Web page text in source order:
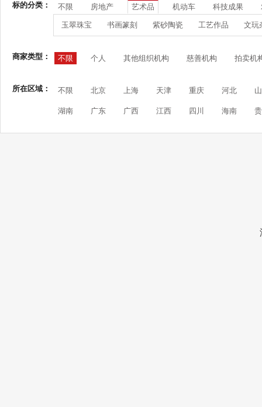
标的分类： 不限 房地产 艺术品 机动车 科技成果
玉翠珠宝 书画篆刻 紫砂陶瓷 工艺作品 文玩
商家类型： 不限 个人 其他组织机构 慈善机构 拍卖机
所在区域： 不限 北京 上海 天津 重庆 河北
湖南 广东 广西 江西 四川 海南